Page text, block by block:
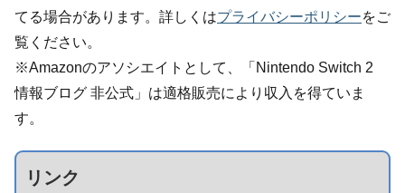
てる場合があります。詳しくはプライバシーポリシーをご
覧ください。
※Amazonのアソシエイトとして、「Nintendo Switch 2
情報ブログ 非公式」は適格販売により収入を得ていま
す。
リンク